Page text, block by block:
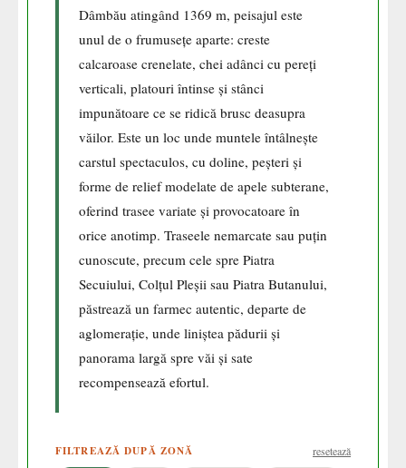
Dâmbău atingând 1369 m, peisajul este
unul de o frumusețe aparte: creste
calcaroase crenelate, chei adânci cu pereți
verticali, platouri întinse și stânci
impunătoare ce se ridică brusc deasupra
văilor. Este un loc unde muntele întâlnește
carstul spectaculos, cu doline, peșteri și
forme de relief modelate de apele subterane,
oferind trasee variate și provocatoare în
orice anotimp. Traseele nemarcate sau puțin
cunoscute, precum cele spre Piatra
Secuiului, Colțul Pleșii sau Piatra Butanului,
păstrează un farmec autentic, departe de
aglomerație, unde liniștea pădurii și
panorama largă spre văi și sate
recompensează efortul.
FILTREAZĂ DUPĂ ZONĂ resetează